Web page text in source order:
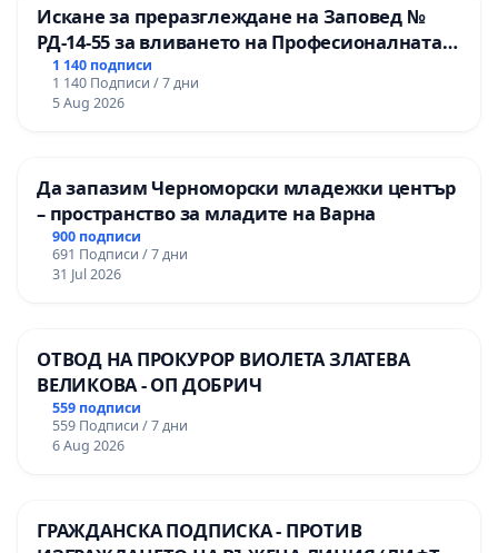
Искане за преразглеждане на Заповед №
РД-14-55 за вливането на Професионалната
гимназия по промишлени технологии в
Професионалната гимназия по икономика и
мениджмънт – гр. Пазарджик
1 140 подписи
1 140 Подписи / 7 дни
5 Aug 2026
Да запазим Черноморски младежки център
– пространство за младите на Варна
900 подписи
691 Подписи / 7 дни
31 Jul 2026
ОТВОД НА ПРОКУРОР ВИОЛЕТА ЗЛАТЕВА
ВЕЛИКОВА - ОП ДОБРИЧ
559 подписи
559 Подписи / 7 дни
6 Aug 2026
ГРАЖДАНСКА ПОДПИСКА - ПРОТИВ